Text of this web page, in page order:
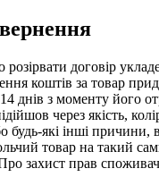
договір
коштів за товар
14 днів з моменту його
через якість,
будь-які інші причини,
товар на такий
захист прав